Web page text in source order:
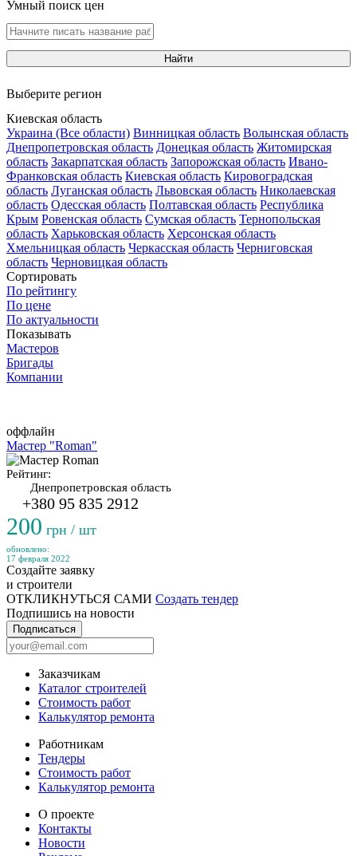
Умный поиск цен
Найти
Выберите регион
Киевская область
Украина (Все области) Винницкая область Волынская область
Днепропетровская область Донецкая область Житомирская
область Закарпатская область Запорожская область Ивано-
Франковская область Киевская область Кировоградская
область Луганская область Львовская область Николаевская
область Одесская область Полтавская область Республика
Крым Ровенская область Сумская область Тернопольская
область Харьковская область Херсонская область
Хмельницкая область Черкасская область Черниговская
область Черновицкая область
Сортировать
По рейтингу
По цене
По актуальности
Показывать
Мастеров
Бригады
Компании
оффлайн
Мастер "Roman"
Рейтинг:
Днепропетровская область
+380 95 835 2912
200 грн / шт
обновлено:
17 февраля 2022
Создайте заявку
и строители
ОТКЛИКНУТЬСЯ САМИ Создать тендер
Подпишись на новости
Подписаться
Заказчикам
Каталог строителей
Стоимость работ
Калькулятор ремонта
Работникам
Тендеры
Стоимость работ
Калькулятор ремонта
О проекте
Контакты
Новости